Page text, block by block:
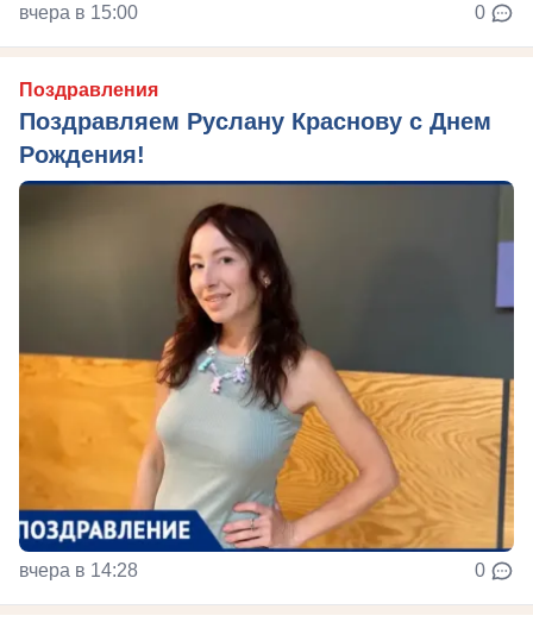
вчера в 15:00 0
Поздравления
Поздравляем Руслану Краснову с Днем
Рождения!
вчера в 14:28 0